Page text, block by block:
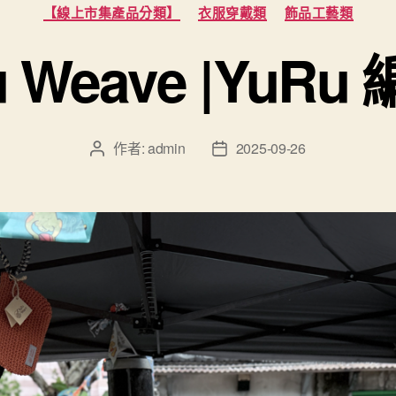
類
【線上市集產品分類】 衣服穿戴類 飾品工藝類
Weave |YuRu
文
者
作者:admin
文
佈
期
2025-09-26